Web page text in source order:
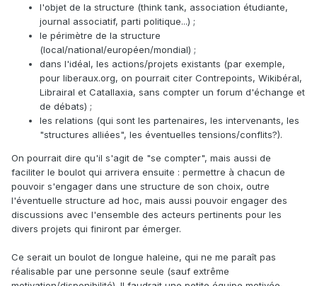
l'objet de la structure (think tank, association étudiante,
journal associatif, parti politique...) ;
le périmètre de la structure
(local/national/européen/mondial) ;
dans l'idéal, les actions/projets existants (par exemple,
pour liberaux.org, on pourrait citer Contrepoints, Wikibéral,
Librairal et Catallaxia, sans compter un forum d'échange et
de débats) ;
les relations (qui sont les partenaires, les intervenants, les
"structures alliées", les éventuelles tensions/conflits?).
On pourrait dire qu'il s'agit de "se compter", mais aussi de
faciliter le boulot qui arrivera ensuite : permettre à chacun de
pouvoir s'engager dans une structure de son choix, outre
l'éventuelle structure ad hoc, mais aussi pouvoir engager des
discussions avec l'ensemble des acteurs pertinents pour les
divers projets qui finiront par émerger.
Ce serait un boulot de longue haleine, qui ne me paraît pas
réalisable par une personne seule (sauf extrême